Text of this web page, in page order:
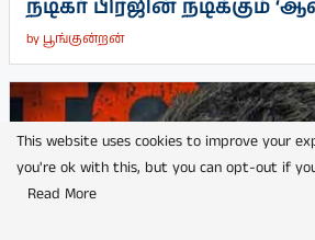
நடிகர் பிரஜின் நடிக்கும்
by பூங்குன்றன்
This website uses cookies to improve your
you're ok with this, but you can opt-out if
Read More